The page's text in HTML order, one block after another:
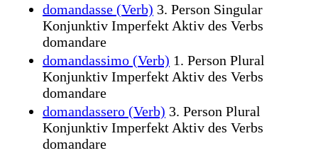
domandasse (Verb) 3. Person Singular
Konjunktiv Imperfekt Aktiv des Verbs
domandare
domandassimo (Verb) 1. Person Plural
Konjunktiv Imperfekt Aktiv des Verbs
domandare
domandassero (Verb) 3. Person Plural
Konjunktiv Imperfekt Aktiv des Verbs
domandare